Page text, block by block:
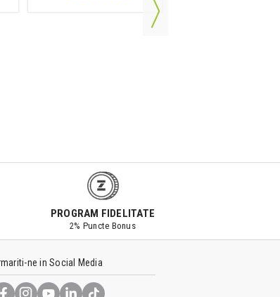
PROGRAM FIDELITATE
2% Puncte Bonus
ne in Social Media